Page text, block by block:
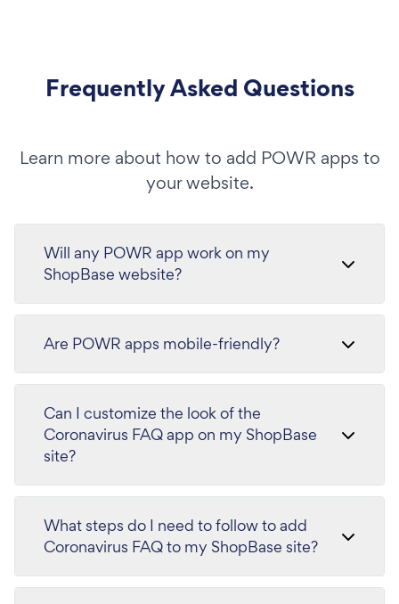
Frequently Asked Questions
Learn more about how to add POWR apps to
your website.
Will any POWR app work on my
ShopBase website?
Are POWR apps mobile-friendly?
Can I customize the look of the
Coronavirus FAQ app on my ShopBase
site?
What steps do I need to follow to add
Coronavirus FAQ to my ShopBase site?